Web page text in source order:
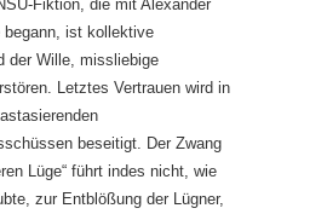
Fiktion, die mit Alexander
begann, ist kollektive
der Wille, missliebige
Letztes Vertrauen wird in
beseitigt. Der Zwang
Lüge“ führt indes nicht, wie
zur Entblößung der Lügner,